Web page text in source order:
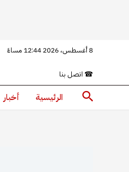
المحتوى
8 أغسطس، 2026 12:44 مساءً
☎ اتصل بنا
البحث الرئيسية أخبار